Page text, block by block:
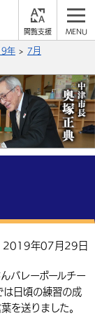
支
白
縮小
（簡体字）
る
年
7月
2019年07月29日
バレーボールチー
は日頃の練習の成
を送りました。